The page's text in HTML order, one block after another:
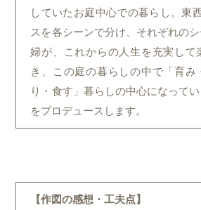
していたお庭中心での暮らし。東
スを各シーンで分け、それぞれの
婦が、これからの人生を充実して
き、この庭の暮らしの中で「育み
り・食す」暮らしの中心になって
をプロデュースします。
【作図の感想・工夫点】